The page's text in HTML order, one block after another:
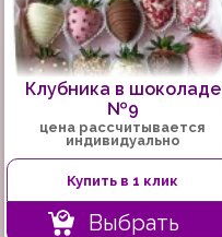
Клубника в шоколаде
№9
цена рассчитывается
индивидуально
Купить в 1 клик
Выбрать